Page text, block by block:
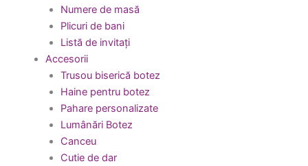
Numere de masă
Plicuri de bani
Listă de invitați
Accesorii
Trusou biserică botez
Haine pentru botez
Pahare personalizate
Lumânări Botez
Canceu
Cutie de dar